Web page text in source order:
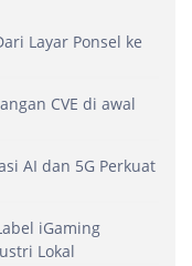
Layar Ponsel ke
CVE di awal
AI dan 5G Perkuat
iGaming
Lokal